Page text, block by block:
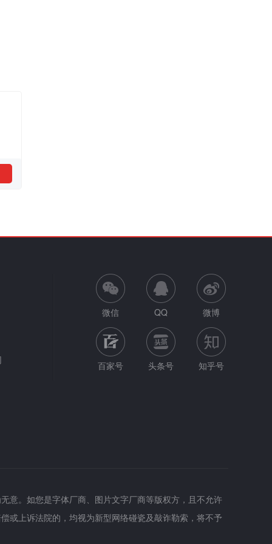
微信 QQ 微博
百家号 头条号 知乎号
意。如您是字体厂商、图片文字厂商等版权方，且不允许
或上诉法院的，均视为新型网络碰瓷及敲诈勒索，将不予